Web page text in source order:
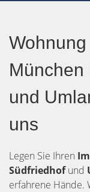
München
und
uns
Legen Sie Ihren
Südfriedhofund
erfahrene Hände.